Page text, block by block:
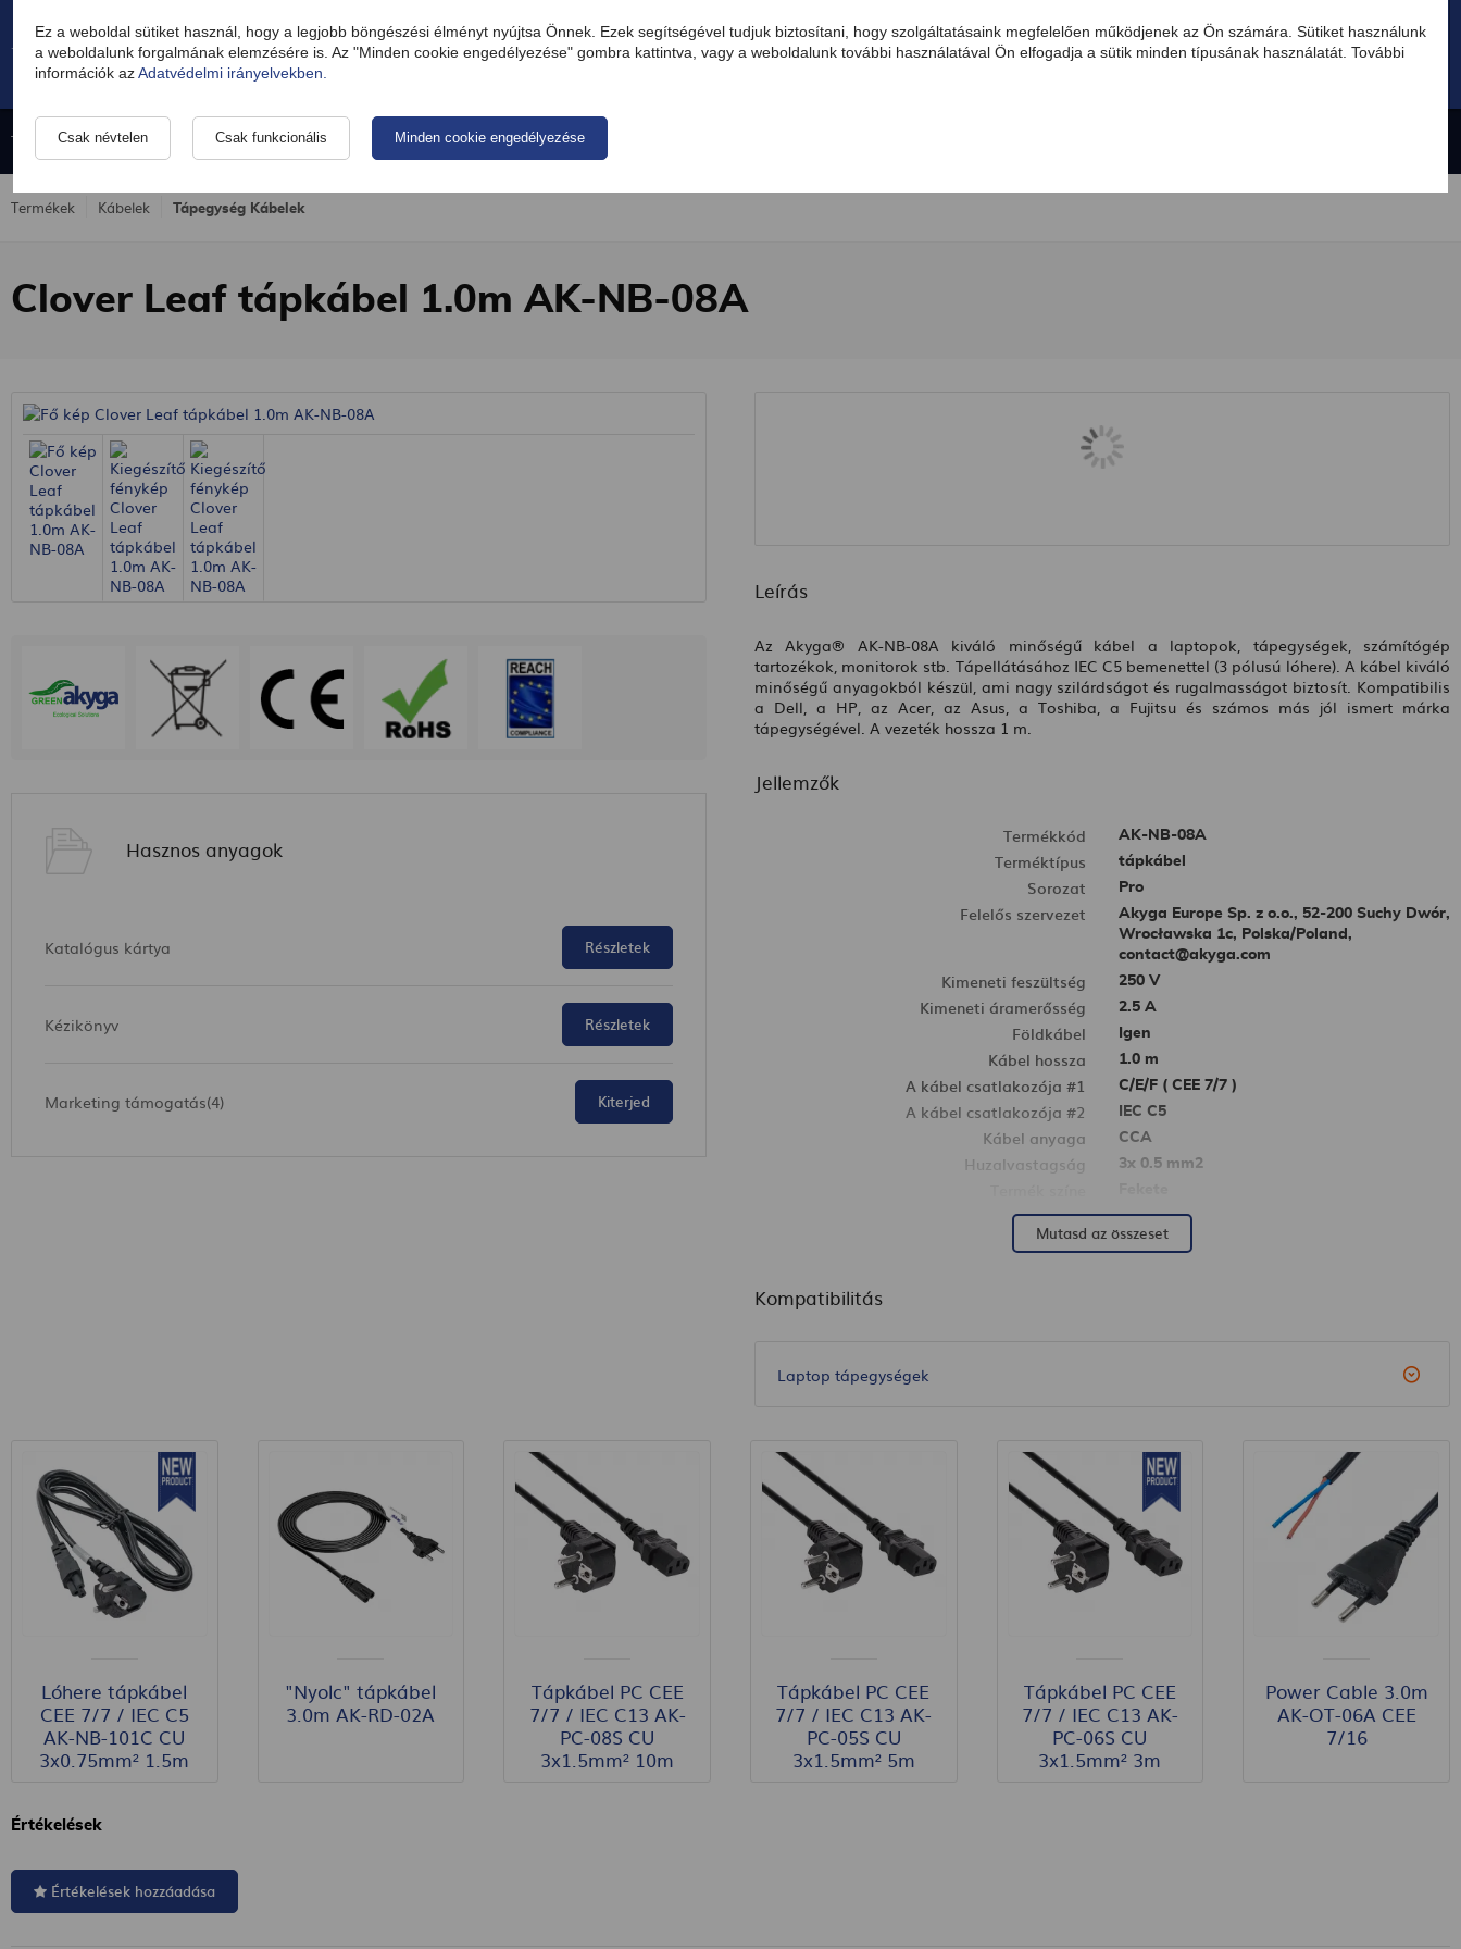
Ez a weboldal sütiket használ, hogy a legjobb böngészési élményt nyújtsa Önnek. Ezek segítségével tudjuk biztosítani, hogy szolgáltatásaink megfelelően működjenek az Ön számára. Sütiket használunk
a weboldalunk forgalmának elemzésére is. Az "Minden cookie engedélyezése" gombra kattintva, vagy a weboldalunk további használatával Ön elfogadja a sütik minden típusának használatát. További
információk azAdatvédelmi irányelvekben.
Csak névtelen Csak funkcionális Minden cookie engedélyezése
HU
Tápegység Kábelek Okostelefon- és táblagép-töltők PC tartozékok
Termékek Kábelek Tápegység Kábelek
Clover Leaf tápkábel 1.0m AK-NB-08A
Hasznos anyagok
Katalógus kártya Részletek
Kézikönyv Részletek
Marketing támogatás(4) Kiterjed
Leírás
AzAkyga® AK-NB-08A kiváló minőségű kábel a laptopok, tápegységek, számítógép
tartozékok, monitorok stb. Tápellátásához IEC C5bemenettel (3 pólusú lóhere). A kábel kiváló
minőségű anyagokból készül, ami nagy szilárdságot és rugalmasságot biztosít. Kompatibilis
a Dell, a HP, az Acer, az Asus, a Toshiba, a Fujitsu és számos más jól ismert márka
tápegységével. A vezeték hossza 1 m
Jellemzők
Termékkód AK-NB-08A
Terméktípus tápkábel
Sorozat Pro
Felelős szervezet
Akyga Europe Sp. z o.o., 52-200 Suchy Dwór,
Wrocławska 1c, Polska/Poland,
contact@akyga.com
Kimeneti feszültség 250 V
Kimeneti áramerősség 2.5 A
Földkábel Igen
Kábel hossza 1.0 m
A kábel csatlakozója #1 C/E/F ( CEE 7/7 )
A kábel csatlakozója #2 IEC C5
Kábel anyaga CCA
Huzalvastagság 3x 0.5 mm2
Termék mérete (H x SZ x M) 170 x 50 x 50 mm
Nettó tömeg 114 g
Mutasd az összeset
Kompatibilitás
Laptop tápegységek
Lóhere tápkábel
CEE 7/7 / IEC C5
AK-NB-101C CU
3x0.75mm² 1.5m
"Nyolc" tápkábel
3.0m AK-RD-02A
Tápkábel PC CEE
7/7 / IEC C13 AK-
PC-08S CU
3x1.5mm² 10m
Tápkábel PC CEE
7/7 / IEC C13 AK-
PC-05S CU
3x1.5mm² 5m
Tápkábel PC CEE
7/7 / IEC C13 AK-
PC-06S CU
3x1.5mm² 3m
Power Cable 3.0m
AK-OT-06A CEE
7/16
Értékelések
Értékelések hozzáadása